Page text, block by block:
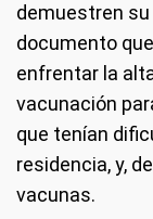
demuestren
documento
enfrentar la
vacunación
que tenían
residencia, y,
vacunas.